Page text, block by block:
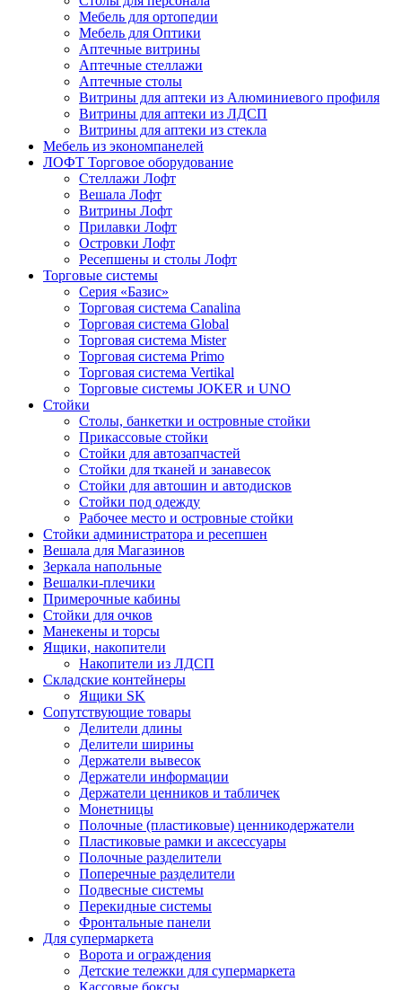
Мебель для ортопедии
Мебель для Оптики
Аптечные витрины
Аптечные стеллажи
Аптечные столы
Витрины для аптеки из Алюминиевого профиля
Витрины для аптеки из ЛДСП
Витрины для аптеки из стекла
Мебель из экономпанелей
ЛОФТ Торговое оборудование
Стеллажи Лофт
Вешала Лофт
Витрины Лофт
Прилавки Лофт
Островки Лофт
Ресепшены и столы Лофт
Торговые системы
Серия «Базис»
Торговая система Canalina
Торговая система Global
Торговая система Mister
Торговая система Primo
Торговая система Vertikal
Торговые системы JOKER и UNO
Стойки
Столы, банкетки и островные стойки
Прикассовые стойки
Стойки для автозапчастей
Стойки для тканей и занавесок
Стойки для автошин и автодисков
Стойки под одежду
Рабочее место и островные стойки
Стойки администратора и ресепшен
Вешала для Магазинов
Зеркала напольные
Вешалки-плечики
Примерочные кабины
Стойки для очков
Манекены и торсы
Ящики, накопители
Накопители из ЛДСП
Складские контейнеры
Ящики SK
Сопутствующие товары
Делители длины
Делители ширины
Держатели вывесок
Держатели информации
Держатели ценников и табличек
Монетницы
Полочные (пластиковые) ценникодержатели
Пластиковые рамки и аксессуары
Полочные разделители
Поперечные разделители
Подвесные системы
Перекидные системы
Фронтальные панели
Для супермаркета
Ворота и ограждения
Детские тележки для супермаркета
Кассовые боксы